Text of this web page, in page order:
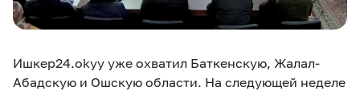
Звонки и SMS Подбор номера Доставка SIM
Партнерам
Карта офисов и
MegaTV MegaPay MegaKassa
Ишкер24.okyy уже охватил Баткенскую, Жалал-
Абадскую и Ошскую области. На следующей неделе